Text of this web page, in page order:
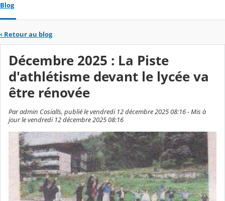
Blog
‹ Retour au blog
Décembre 2025 : La Piste
d'athlétisme devant le lycée va
être rénovée
Par admin Cosialls, publié le vendredi 12 décembre 2025 08:16 - Mis à
jour le vendredi 12 décembre 2025 08:16